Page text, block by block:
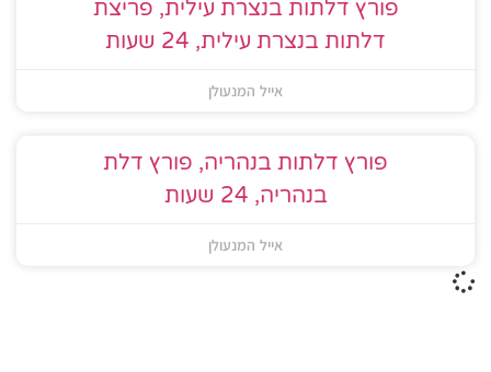
פורץ דלתות בנצרת עילית, פריצת
דלתות בנצרת עילית, 24 שעות
אייל המנעולן
פורץ דלתות בנהריה, פורץ דלת
בנהריה, 24 שעות
אייל המנעולן